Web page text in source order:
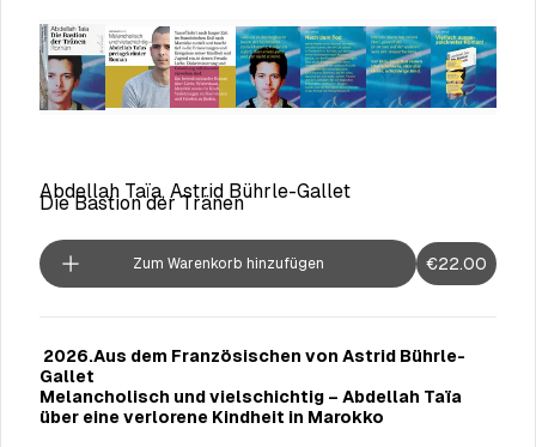
Abdellah Taïa, Astrid Bührle-Gallet
Die Bastion der Tränen
Zum Warenkorb hinzufügen €22.00
2026.Aus dem Französischen von Astrid Bührle-
Gallet
Melancholisch und vielschichtig – Abdellah Taïa
über eine verlorene Kindheit in Marokko